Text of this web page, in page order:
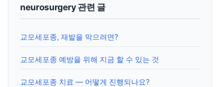
neurosurgery 관련 글
교모세포종, 재발을 막으려면?
교모세포종 예방을 위해 지금 할 수 있는 것
교모세포종 치료 — 어떻게 진행되나요?